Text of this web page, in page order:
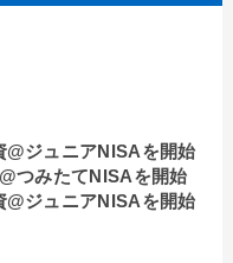
@ジュニアNISAを開始
つみたてNISAを開始
@ジュニアNISAを開始